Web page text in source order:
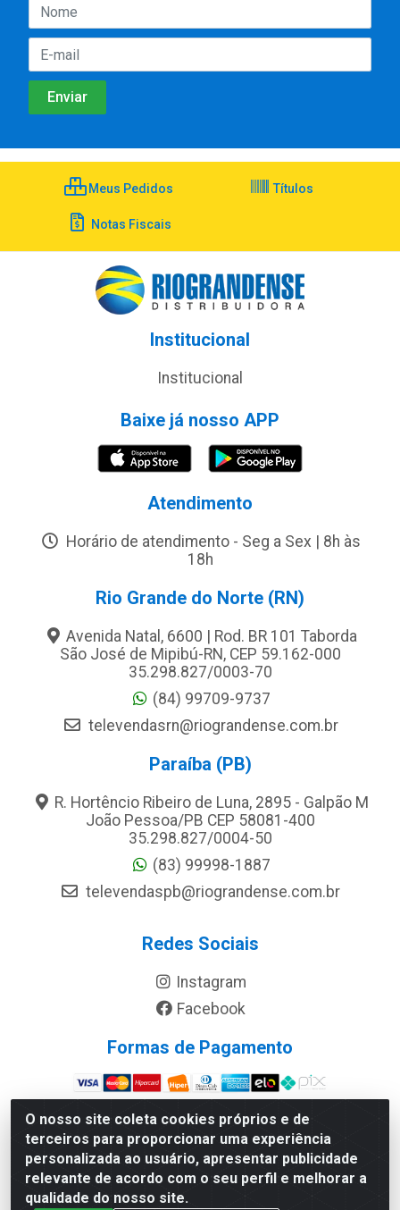
O nosso site coleta cookies próprios e de
terceiros para proporcionar uma experiência
personalizada ao usuário, apresentar publicidade
relevante de acordo com o seu perfil e melhorar a
qualidade do nosso site.
Meus Pedidos Títulos
Notas Fiscais
Institucional
Institucional
Baixe já nosso APP
Atendimento
Horário de atendimento - Seg a Sex | 8h às
18h
Rio Grande do Norte (RN)
Avenida Natal, 6600 | Rod. BR 101 Taborda
São José de Mipibú-RN, CEP 59.162-000
35.298.827/0003-70
(84) 99709-9737
televendasrn@riograndense.com.br
Paraíba (PB)
R. Hortêncio Ribeiro de Luna, 2895 - Galpão M
João Pessoa/PB CEP 58081-400
35.298.827/0004-50
(83) 99998-1887
televendaspb@riograndense.com.br
Redes Sociais
Instagram
Facebook
Formas de Pagamento
Site Seguro